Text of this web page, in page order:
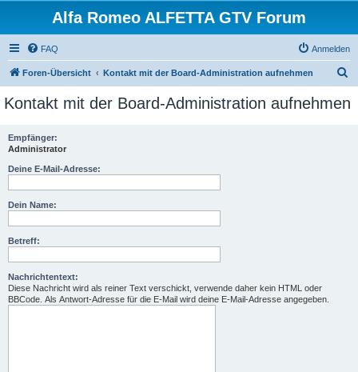
Alfa Romeo ALFETTA GTV Forum
FAQ Anmelden
Foren-Übersicht Kontakt mit der Board-Administration aufnehmen
c
Kontakt mit der Board-Administration aufnehmen
Empfänger:
Administrator
Deine E-Mail-Adresse:
Dein Name:
Betreff:
Nachrichtentext:
Diese Nachricht wird als reiner Text verschickt, verwende daher kein HTML oder
BBCode. Als Antwort-Adresse für die E-Mail wird deine E-Mail-Adresse angegeben.